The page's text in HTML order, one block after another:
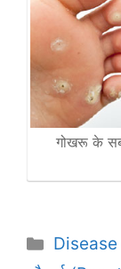
गोखरू के